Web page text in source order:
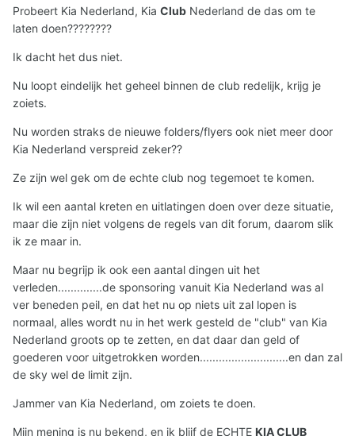
Probeert Kia Nederland, Kia Club Nederland de das om te
laten doen????????
Ik dacht het dus niet.
Nu loopt eindelijk het geheel binnen de club redelijk, krijg je
zoiets.
Nu worden straks de nieuwe folders/flyers ook niet meer door
Kia Nederland verspreid zeker??
Ze zijn wel gek om de echte club nog tegemoet te komen.
Ik wil een aantal kreten en uitlatingen doen over deze situatie,
maar die zijn niet volgens de regels van dit forum, daarom slik
ik ze maar in.
Maar nu begrijp ik ook een aantal dingen uit het
verleden..............de sponsoring vanuit Kia Nederland was al
ver beneden peil, en dat het nu op niets uit zal lopen is
normaal, alles wordt nu in het werk gesteld de "club" van Kia
Nederland groots op te zetten, en dat daar dan geld of
goederen voor uitgetrokken worden............................en dan zal
de sky wel de limit zijn.
Jammer van Kia Nederland, om zoiets te doen.
Mijn mening is nu bekend, en ik blijf de ECHTE KIA CLUB